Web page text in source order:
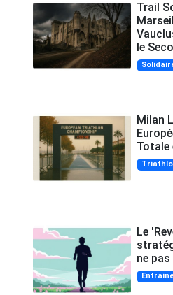
Trail
le
Milan
Totale
Le
ne